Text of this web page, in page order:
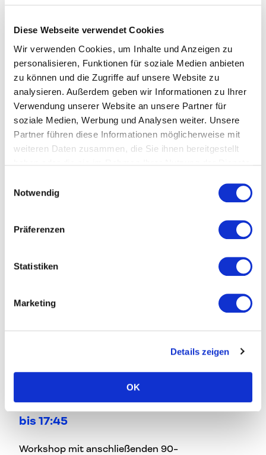
Diese Webseite verwendet Cookies
Wir verwenden Cookies, um Inhalte und Anzeigen zu
personalisieren, Funktionen für soziale Medien anbieten
zu können und die Zugriffe auf unsere Website zu
analysieren. Außerdem geben wir Informationen zu Ihrer
Verwendung unserer Website an unsere Partner für
soziale Medien, Werbung und Analysen weiter. Unsere
Partner führen diese Informationen möglicherweise mit
weiteren Daten zusammen, die Sie ihnen bereitgestellt
Notwendig
Präferenzen
Statistiken
Marketing
Details zeigen
OK
Teilnahme konkrete PR-Werkzeuge und eine
Strategie für eure PR-Arbeit im neuen Jahr in
Deiner Laptoptasche stecken.
Programm Tag 1 - 31. Jänner von 17.00
bis 21.00 Uhr
Workshop mit anschließender Talkrunde, hosted
braucht. Dejan spricht mit GründerInnen über ihre
Empfehlungen.
– Katharina Ehrenfellner (
service.com
Primetime um 20.15 Uhr. Die Diskussionsrunde ist
Programm Tag 2 - 1. Februar von 9.30
bis 17:45
Workshop mit anschließenden 90-